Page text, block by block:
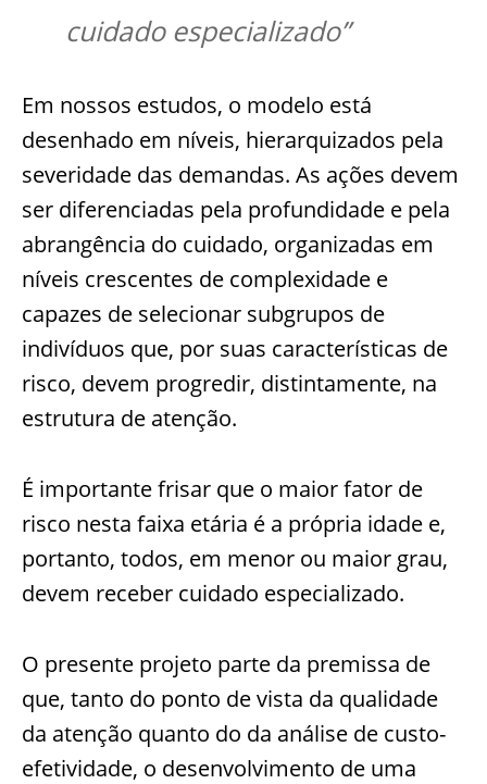
cuidado especializado”
Em nossos estudos, o modelo está
desenhado em níveis, hierarquizados pela
severidade das demandas. As ações devem
ser diferenciadas pela profundidade e pela
abrangência do cuidado, organizadas em
níveis crescentes de complexidade e
capazes de selecionar subgrupos de
indivíduos que, por suas características de
risco, devem progredir, distintamente, na
estrutura de atenção.
É importante frisar que o maior fator de
risco nesta faixa etária é a própria idade e,
portanto, todos, em menor ou maior grau,
devem receber cuidado especializado.
O presente projeto parte da premissa de
que, tanto do ponto de vista da qualidade
da atenção quanto do da análise de custo-
efetividade, o desenvolvimento de uma